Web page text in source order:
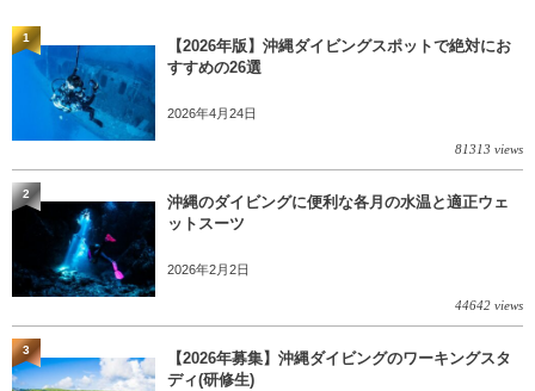
【2026年版】沖縄ダイビングスポットで絶対にお
すすめの26選
2026年4月24日
81313 views
1
沖縄のダイビングに便利な各月の水温と適正ウェ
ットスーツ
2026年2月2日
44642 views
2
【2026年募集】沖縄ダイビングのワーキングスタ
ディ(研修生)
3